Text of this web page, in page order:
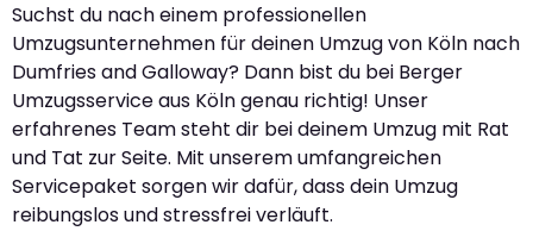
Suchst du nach einem professionellen
Umzugsunternehmen für deinen Umzug von Köln nach
Dumfries and Galloway? Dann bist du bei Berger
Umzugsservice aus Köln genau richtig! Unser
erfahrenes Team steht dir bei deinem Umzug mit Rat
und Tat zur Seite. Mit unserem umfangreichen
Servicepaket sorgen wir dafür, dass dein Umzug
reibungslos und stressfrei verläuft.